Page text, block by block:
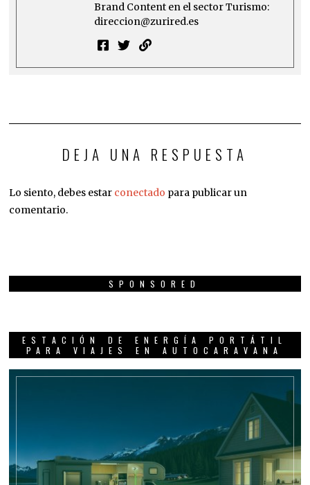
Brand Content en el sector Turismo:
direccion@zurired.es
DEJA UNA RESPUESTA
Lo siento, debes estar conectado para publicar un
comentario.
SPONSORED
ESTACIÓN DE ENERGÍA PORTÁTIL
PARA VIAJES EN AUTOCARAVANA